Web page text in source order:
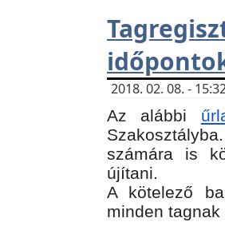
2018. 02. 08. -
Az alábbi
számára is
újítani.
​A kötelező
minden